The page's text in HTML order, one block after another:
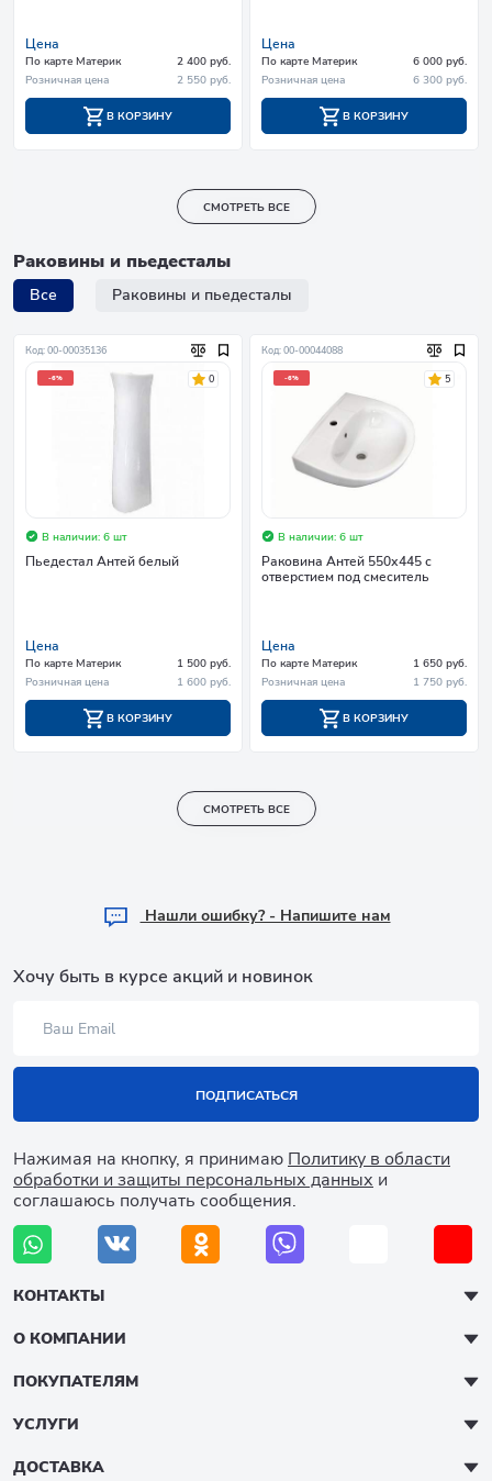
Цена
По карте Материк
2 400 руб.
Розничная цена
2 550 руб.
В КОРЗИНУ
Цена
По карте Материк
6 000 руб.
Розничная цена
6 300 руб.
В КОРЗИНУ
СМОТРЕТЬ ВСЕ
Раковины и пьедесталы
Все Раковины и пьедесталы
Код: 00-00035136
-6% 0
В наличии: 6 шт
Пьедестал Антей белый
Цена
По карте Материк
1 500 руб.
Розничная цена
1 600 руб.
В КОРЗИНУ
Код: 00-00044088
-6% 5
В наличии: 6 шт
Раковина Антей 550х445 с
отверстием под смеситель
Цена
По карте Материк
1 650 руб.
Розничная цена
1 750 руб.
В КОРЗИНУ
СМОТРЕТЬ ВСЕ
Hашли ошибку? - Напишите нам
Хочу быть в курсе акций и новинок
ПОДПИСАТЬСЯ
Нажимая на кнопку, я принимаю Политику в области
обработки и защиты персональных данных и
соглашаюсь получать сообщения.
КОНТАКТЫ
О КОМПАНИИ
ПОКУПАТЕЛЯМ
УСЛУГИ
ДОСТАВКА